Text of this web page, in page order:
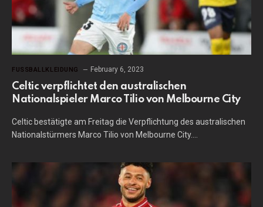
FUSSBALLKLEIDUNG February 6, 2023
Celtic verpflichtet den australischen
Nationalspieler Marco Tilio von Melbourne City
Celtic bestätigte am Freitag die Verpflichtung des australischen
Nationalstürmers Marco Tilio von Melbourne City.…